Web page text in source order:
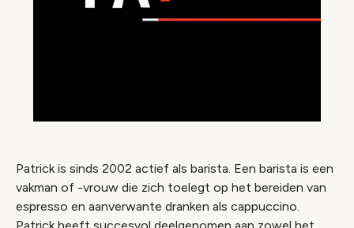
Patrick is sinds 2002 actief als barista. Een barista is een
vakman of -vrouw die zich toelegt op het bereiden van
espresso en aanverwante dranken als cappuccino.